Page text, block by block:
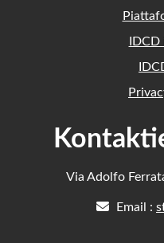
Via Adolfo
Email :